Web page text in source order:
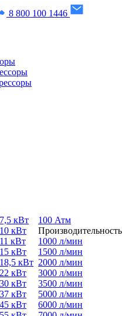
8 800 100 1446
7,5 кВт
10 кВт
11 кВт
15 кВт
18,5 кВт
22 кВт
30 кВт
37 кВт
45 кВт
100 Атм
Производительность
1000 л/мин
1500 л/мин
2000 л/мин
3000 л/мин
3500 л/мин
5000 л/мин
6000 л/мин